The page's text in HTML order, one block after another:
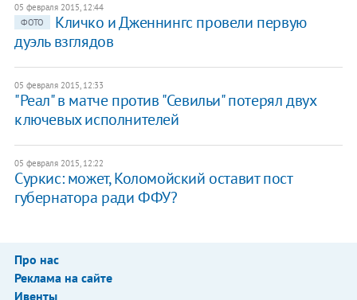
05 февраля 2015, 12:44
ФОТО
Кличко и Дженнингс провели первую
дуэль взглядов
05 февраля 2015, 12:33
"Реал" в матче против "Севильи" потерял двух
ключевых исполнителей
05 февраля 2015, 12:22
Суркис: может, Коломойский оставит пост
губернатора ради ФФУ?
Про нас
Реклама на сайте
Ивенты